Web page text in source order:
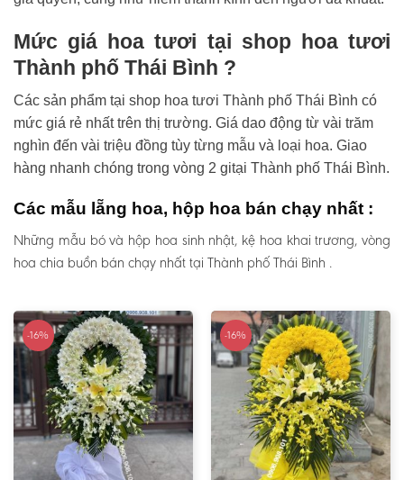
Mức giá hoa tươi tại shop hoa tươi
Thành phố Thái Bình ?
Các sản phẩm tại shop hoa tươi Thành phố Thái Bình có
mức giá rẻ nhất trên thị trường. Giá dao động từ vài trăm
nghìn đến vài triệu đồng tùy từng mẫu và loại hoa. Giao
hàng nhanh chóng trong vòng 2 gitại Thành phố Thái Bình.
Các mẫu lẵng hoa, hộp hoa bán chạy nhất :
Những mẫu bó và hộp hoa sinh nhật, kệ hoa khai trương, vòng
hoa chia buồn bán chạy nhất tại Thành phố Thái Bình .
-16% -16%